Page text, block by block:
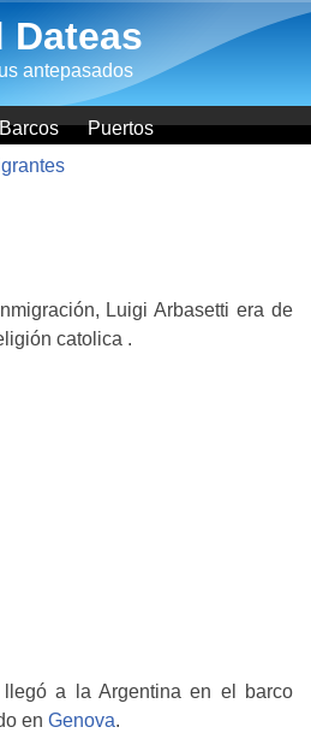
Dateas
antepasados
Barcos
Puertos
Luigi Arbasetti era de
catolica .
llegó a la Argentina en el barco
en Genova.